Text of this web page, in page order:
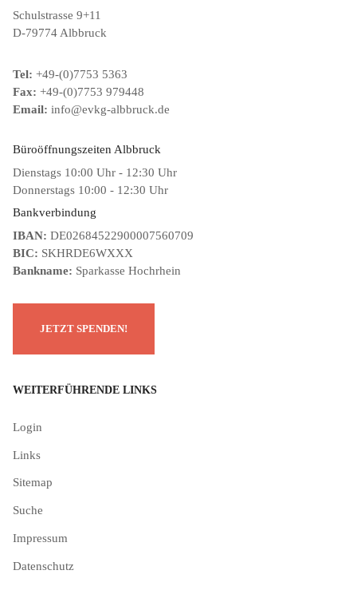
Schulstrasse 9+11
D-79774 Albbruck
Tel: +49-(0)7753 5363
Fax: +49-(0)7753 979448
Email: info@evkg-albbruck.de
Büroöffnungszeiten Albbruck
Dienstags 10:00 Uhr - 12:30 Uhr
Donnerstags 10:00 - 12:30 Uhr
Bankverbindung
IBAN: DE02684522900007560709
BIC: SKHRDE6WXXX
Bankname: Sparkasse Hochrhein
WEITERFÜHRENDE LINKS
Login
Links
Sitemap
Suche
Impressum
Datenschutz